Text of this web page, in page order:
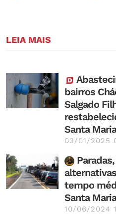
LEIA MAIS
bairros
Salgado
Santa Maria
03/01/2025
tempo
Santa
10/06/2024